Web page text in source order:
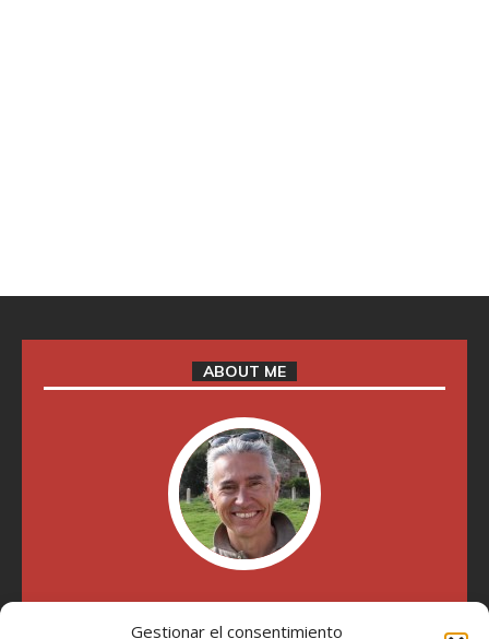
Gestionar el consentimiento
ABOUT ME
"Soy Manel Hospido, nací en Valencia en 1969 y desde el
año 2007 he escrito sobre motos en distintos medios.